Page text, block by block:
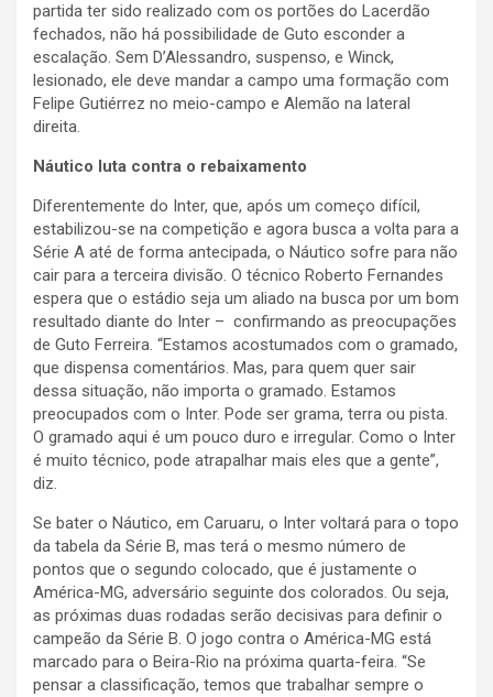
partida ter sido realizado com os portões do Lacerdão
fechados, não há possibilidade de Guto esconder a
escalação. Sem D’Alessandro, suspenso, e Winck,
lesionado, ele deve mandar a campo uma formação com
Felipe Gutiérrez no meio-campo e Alemão na lateral
direita.
Náutico luta contra o rebaixamento
Diferentemente do Inter, que, após um começo difícil,
estabilizou-se na competição e agora busca a volta para a
Série A até de forma antecipada, o Náutico sofre para não
cair para a terceira divisão. O técnico Roberto Fernandes
espera que o estádio seja um aliado na busca por um bom
resultado diante do Inter – confirmando as preocupações
de Guto Ferreira. “Estamos acostumados com o gramado,
que dispensa comentários. Mas, para quem quer sair
dessa situação, não importa o gramado. Estamos
preocupados com o Inter. Pode ser grama, terra ou pista.
O gramado aqui é um pouco duro e irregular. Como o Inter
é muito técnico, pode atrapalhar mais eles que a gente”,
diz.
Se bater o Náutico, em Caruaru, o Inter voltará para o topo
da tabela da Série B, mas terá o mesmo número de
pontos que o segundo colocado, que é justamente o
América-MG, adversário seguinte dos colorados. Ou seja,
as próximas duas rodadas serão decisivas para definir o
campeão da Série B. O jogo contra o América-MG está
marcado para o Beira-Rio na próxima quarta-feira. “Se
pensar a classificação, temos que trabalhar sempre o